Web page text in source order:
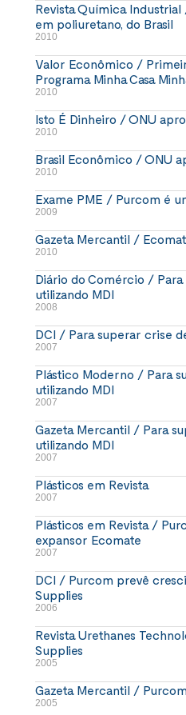
Revista Química
em poliuretano, do Brasil
2010
Valor Econômico /
Programa Minha Casa
2010
Isto É Dinheiro / ONU
2010
Brasil Econômico / ONU
2010
Exame PME / Purcom é
2009
Gazeta Mercantil /
2010
Diário do Comércio /
utilizando MDI
2008
DCI / Para superar crise
2007
Plástico Moderno / Para
utilizando MDI
2007
Gazeta Mercantil / Para
utilizando MDI
2007
Plásticos em Revista
2007
Plásticos em Revista /
expansor Ecomate
2007
DCI / Purcom prevê
Supplies
2006
Revista Urethanes
Supplies
2005
Gazeta Mercantil /
2005